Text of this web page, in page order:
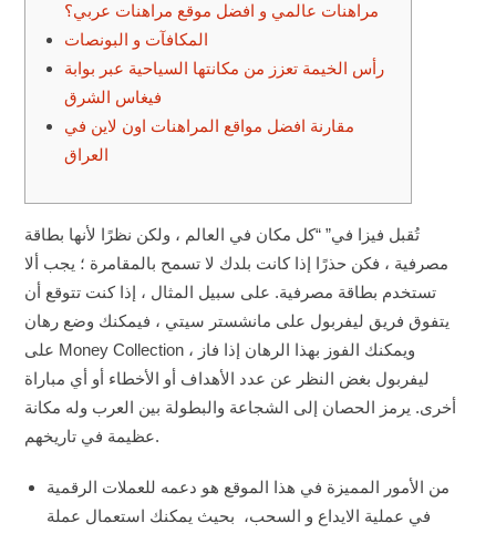
مراهنات عالمي و افضل موقع مراهنات عربي؟
المكافآت و البونصات
رأس الخيمة تعزز من مكانتها السياحية عبر بوابة
فيغاس الشرق
مقارنة افضل مواقع المراهنات اون لاين في
العراق
تُقبل فيزا في” “كل مكان في العالم ، ولكن نظرًا لأنها بطاقة
مصرفية ، فكن حذرًا إذا كانت بلدك لا تسمح بالمقامرة ؛ يجب ألا
تستخدم بطاقة مصرفية. على سبيل المثال ، إذا كنت تتوقع أن
يتفوق فريق ليفربول على مانشستر سيتي ، فيمكنك وضع رهان
على Money Collection ، ويمكنك الفوز بهذا الرهان إذا فاز
ليفربول بغض النظر عن عدد الأهداف أو الأخطاء أو أي مباراة
أخرى. يرمز الحصان إلى الشجاعة والبطولة بين العرب وله مكانة
عظيمة في تاريخهم.
من الأمور المميزة في هذا الموقع هو دعمه للعملات الرقمية
في عملية الايداع و السحب، بحيث يمكنك استعمال عملة